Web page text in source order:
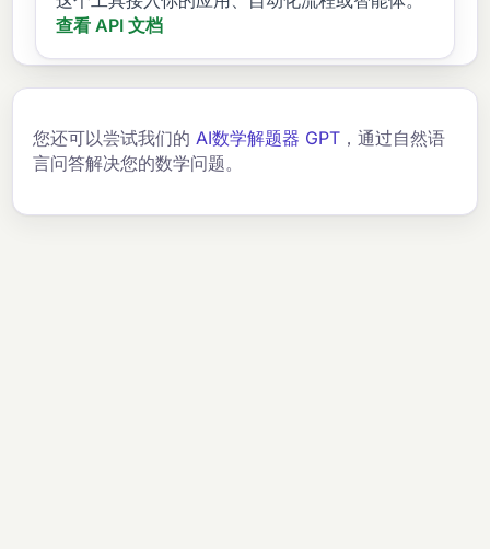
查看 API 文档
您还可以尝试我们的 AI数学解题器 GPT ，通过自然语
言问答解决您的数学问题。